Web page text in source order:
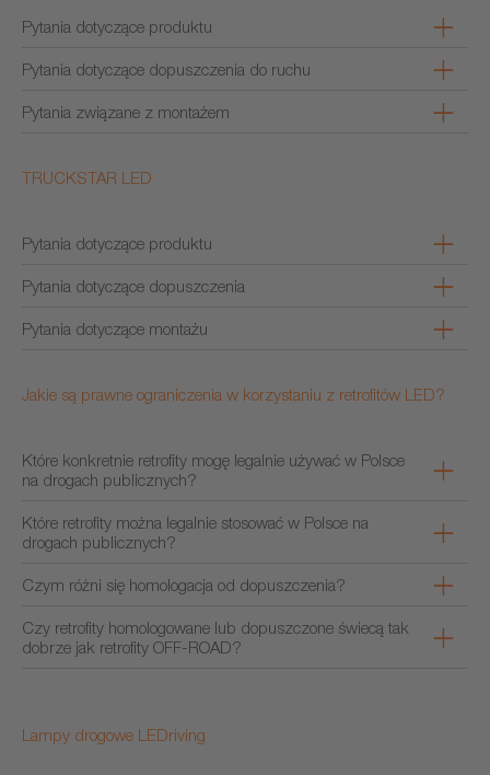
Pytania dotyczące produktu
Pytania dotyczące dopuszczenia do ruchu
Pytania związane z montażem
TRUCKSTAR LED
Pytania dotyczące produktu
Pytania dotyczące dopuszczenia
Pytania dotyczące montażu
Jakie są prawne ograniczenia w korzystaniu z retrofitów LED?
Które konkretnie retrofity mogę legalnie używać w Polsce
na drogach publicznych?
Które retrofity można legalnie stosować w Polsce na
drogach publicznych?
Czym różni się homologacja od dopuszczenia?
Czy retrofity homologowane lub dopuszczone świecą tak
dobrze jak retrofity OFF-ROAD?
Lampy drogowe LEDriving